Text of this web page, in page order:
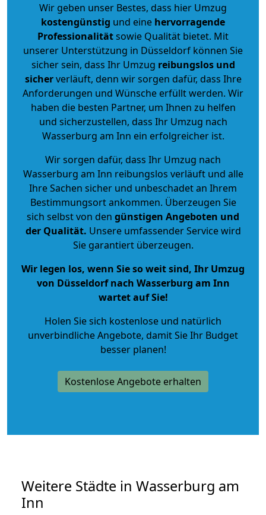
Wir geben unser Bestes, dass hier Umzug
kostengünstig und eine hervorragende
Professionalitätsowie Qualität bietet. Mit
unserer Unterstützung in Düsseldorf können Sie
sicher sein, dass Ihr Umzug reibungslos und
sicherverläuft, denn wir sorgen dafür, dass Ihre
Anforderungen und Wünsche erfüllt werden. Wir
haben die besten Partner, um Ihnen zu helfen
und sicherzustellen, dass Ihr Umzug nach
Wasserburg am Inn ein erfolgreicher ist.
Wir sorgen dafür, dass Ihr Umzug nach
Wasserburg am Inn reibungslos verläuft und alle
Ihre Sachen sicher und unbeschadet an Ihrem
Bestimmungsort ankommen. Überzeugen Sie
sich selbst von den günstigen Angeboten und
der Qualität. Unsere umfassender Service wird
Sie garantiert überzeugen.
Wir legen los, wenn Sie so weit sind, Ihr Umzug
von Düsseldorf nach Wasserburg am Inn
wartet auf Sie!
Holen Sie sich kostenlose und natürlich
unverbindliche Angebote, damit Sie Ihr Budget
besser planen!
Kostenlose Angebote erhalten
Weitere Städte in Wasserburg am
Inn